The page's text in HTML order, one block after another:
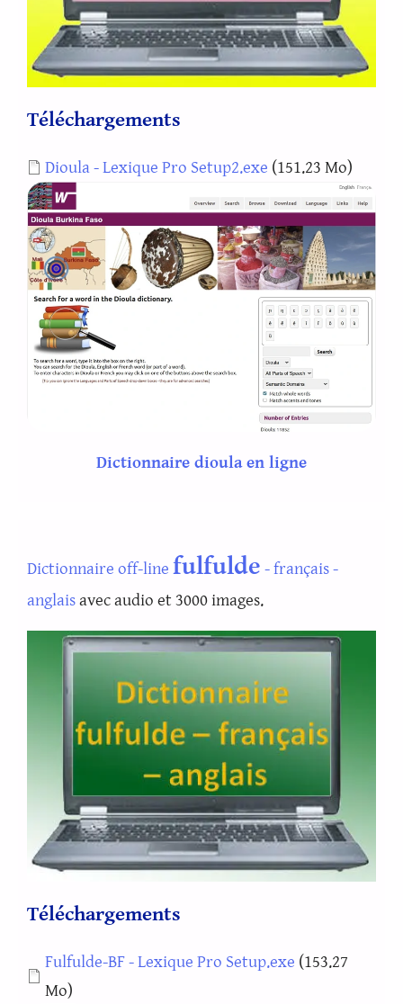
Téléchargements
Document
Dioula - Lexique Pro Setup2.exe (151.23 Mo)
Dictionnaire dioula en ligne
Dictionnaire off-line fulfulde - français -
anglaisavec audio et 3000 images.
Téléchargements
Document
Fulfulde-BF - Lexique Pro Setup.exe (153.27
Mo)